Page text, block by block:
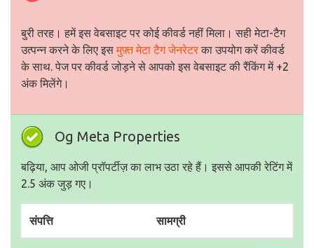
बुरी तरह। हमें इस वेबसाइट पर कोई कीवर्ड नहीं मिला। सही मेटा-टैग
उत्पन्न करने के लिए इस मुफ़्त मेटा टैग जेनरेटरका उपयोग करें कीवर्ड
के साथ. पेज पर कीवर्ड जोड़ने से आपको इस वेबसाइट की रैंकिंग में +2
अंक मिलेंगे।
Og Meta Properties
बढ़िया, आप ओजी प्रॉपर्टीज़ का लाभ उठा रहे हैं। इससे आपकी रेटिंग में
2.5 अंक जुड़ गए।
संपत्ति सामग्री